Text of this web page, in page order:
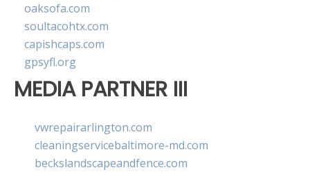
oaksofa.com
soultacohtx.com
capishcaps.com
gpsyfl.org
MEDIA PARTNER III
vwrepairarlington.com
cleaningservicebaltimore-md.com
beckslandscapeandfence.com